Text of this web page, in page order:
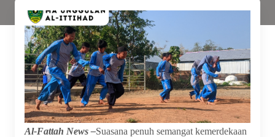
Al-Fattah News –Suasana penuh semangat kemerdekaan